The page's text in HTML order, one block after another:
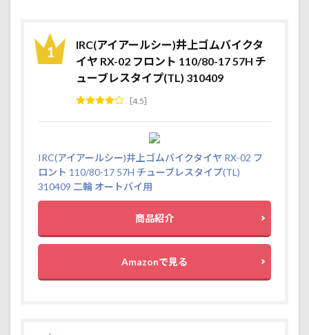
IRC(アイアールシー)井上ゴムバイクタ
イヤ RX-02 フロント 110/80-17 57H チ
ューブレスタイプ(TL) 310409
4.5
IRC(アイアールシー)井上ゴムバイクタイヤ RX-02 フ
ロント 110/80-17 57H チューブレスタイプ(TL)
310409 二輪 オートバイ用
商品紹介
Amazonで見る